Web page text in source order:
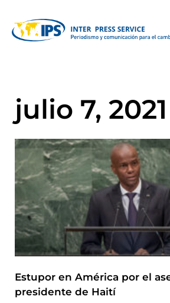
julio 7, 2021
Estupor en América por el
presidente de Haití